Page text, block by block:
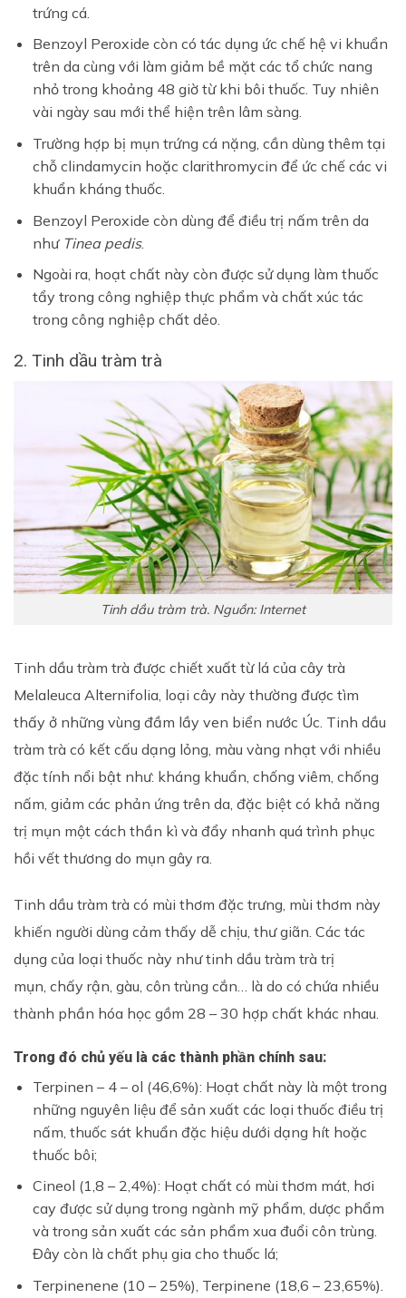
trứng cá.
Benzoyl Peroxide còn có tác dụng ức chế hệ vi khuẩn
trên da cùng với làm giảm bề mặt các tổ chức nang
nhỏ trong khoảng 48 giờ từ khi bôi thuốc. Tuy nhiên
vài ngày sau mới thể hiện trên lâm sàng.
Trường hợp bị mụn trứng cá nặng, cần dùng thêm tại
chỗ clindamycin hoặc clarithromycin để ức chế các vi
khuẩn kháng thuốc.
Benzoyl Peroxide còn dùng để điều trị nấm trên da
như Tinea pedis.
Ngoài ra, hoạt chất này còn được sử dụng làm thuốc
tẩy trong công nghiệp thực phẩm và chất xúc tác
trong công nghiệp chất dẻo.
2. Tinh dầu tràm trà
Tinh dầu tràm trà. Nguồn: Internet
Tinh dầu tràm trà được chiết xuất từ lá của cây trà
Melaleuca Alternifolia, loại cây này thường được tìm
thấy ở những vùng đầm lầy ven biển nước Úc. Tinh dầu
tràm trà có kết cấu dạng lỏng, màu vàng nhạt với nhiều
đặc tính nổi bật như: kháng khuẩn, chống viêm, chống
nấm, giảm các phản ứng trên da, đặc biệt có khả năng
trị mụn một cách thần kì và đẩy nhanh quá trình phục
hồi vết thương do mụn gây ra.
Tinh dầu tràm trà có mùi thơm đặc trưng, mùi thơm này
khiến người dùng cảm thấy dễ chịu, thư giãn. Các tác
dụng của loại thuốc này như tinh dầu tràm trà trị
mụn, chấy rận, gàu, côn trùng cắn… là do có chứa nhiều
thành phần hóa học gồm 28 – 30 hợp chất khác nhau.
Trong đó chủ yếu là các thành phần chính sau:
Terpinen – 4 – ol (46,6%): Hoạt chất này là một trong
những nguyên liệu để sản xuất các loại thuốc điều trị
nấm, thuốc sát khuẩn đặc hiệu dưới dạng hít hoặc
thuốc bôi;
Cineol (1,8 – 2,4%): Hoạt chất có mùi thơm mát, hơi
cay được sử dụng trong ngành mỹ phẩm, dược phẩm
và trong sản xuất các sản phẩm xua đuổi côn trùng.
Đây còn là chất phụ gia cho thuốc lá;
Terpinenene (10 – 25%), Terpinene (18,6 – 23,65%).